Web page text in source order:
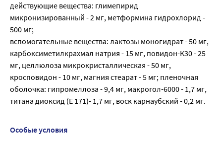
действующие вещества: глимепирид
микронизированный - 2 мг, метформина гидрохлорид -
500 мг;
вспомогательные вещества: лактозы моногидрат - 50 мг,
карбоксиметилкрахмал натрия - 15 мг, повидон-К30 - 25
мг, целлюлоза микрокристаллическая - 50 мг,
кросповидон - 10 мг, магния стеарат - 5 мг; пленочная
оболочка: гипромеллоза - 9,4 мг, макрогол-6000 - 1,7 мг,
титана диоксид (Е 171)- 1,7 мг, воск карнаубский - 0,2 мг.
Особые условия